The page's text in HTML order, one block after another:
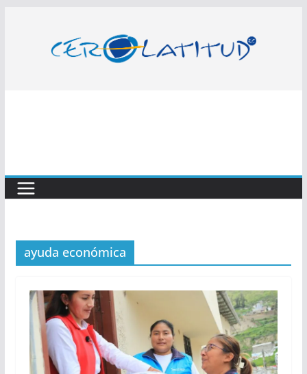
contenido
ayuda económica